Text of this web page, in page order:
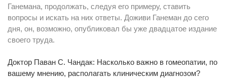
Ганемана, продолжать, следуя его примеру, ставить
вопросы и искать на них ответы. Доживи Ганеман до сего
дня, он, возможно, опубликовал бы уже двадцатое издание
своего труда.
Доктор Паван С. Чандак: Насколько важно в гомеопатии, по
вашему мнению, располагать клиническим диагнозом?